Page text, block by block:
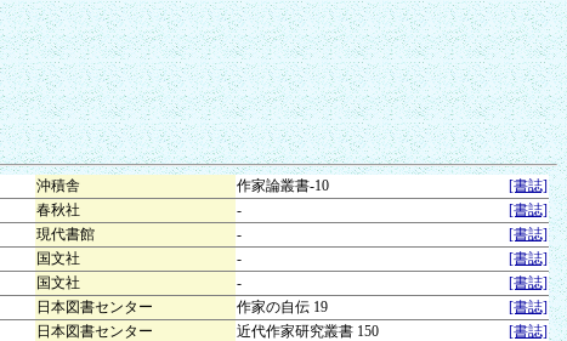
沖積舎 作家論叢書-10
[書誌]
春秋社 -
[書誌]
現代書館 -
[書誌]
国文社 -
[書誌]
国文社 -
[書誌]
日本図書センター 作家の自伝 19
[書誌]
日本図書センター 近代作家研究叢書 150
[書誌]